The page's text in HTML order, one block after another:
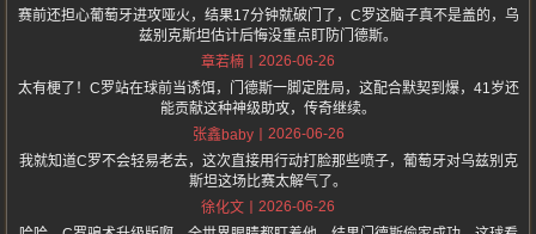
赛前还担心葡萄牙进攻哑火，结果17分钟就破门了，C罗这脑子真不是盖的，乌
兹别克斯坦估计后悔没重点盯防门德斯。
章若楠
2026-06-26
太有梗了！C罗站在球前当诱饵，门德斯一脚定胜局，这配合默契到爆，41岁还
能贡献这种神级助攻，传奇继续。
张鑫baby
2026-06-26
我就知道C罗不会轻易老去，这次直接用行动打脸那些喷子，葡萄牙对乌兹别克
斯坦这场比赛太解气了。
徐化文
2026-06-26